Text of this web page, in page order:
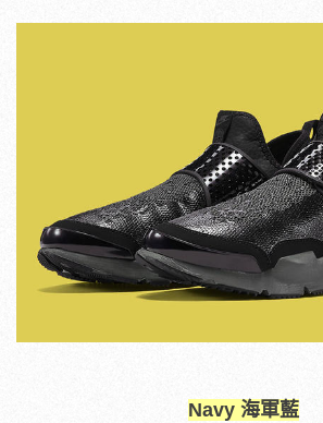
Navy 海軍藍